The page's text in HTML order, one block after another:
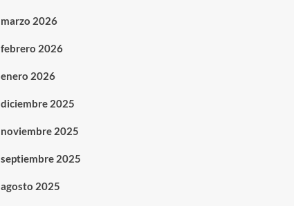
marzo 2026
febrero 2026
enero 2026
diciembre 2025
noviembre 2025
septiembre 2025
agosto 2025